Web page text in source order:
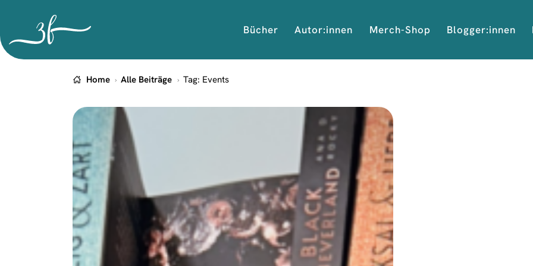
Bücher Autor:innen Merch-Shop Blogger:innen
Home Alle Beiträge Tag: Events